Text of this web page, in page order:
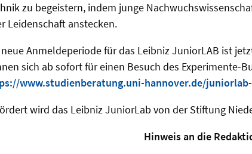
zu begeistern, indem junge
Leidenschaft anstecken.
neue Anmeldeperiode für das Leibniz JuniorLAB ist
sich ab sofort für einen Besuch des Experimente-
www.studienberatung.uni-hannover.de/
wird das Leibniz JuniorLab von der Stiftung
Hinweis an die